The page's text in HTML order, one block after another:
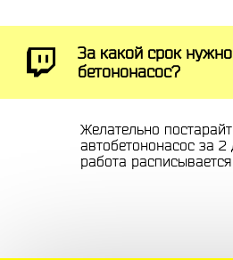
За какой срок
бетононасос?
Желательно
автобетононасос за 2
работа